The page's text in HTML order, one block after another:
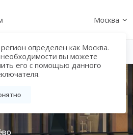
Москва
определен как Москва.
вы можете
его с помощью данного